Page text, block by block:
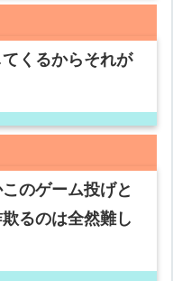
くるからそれが
のゲーム投げと
るのは全然難し